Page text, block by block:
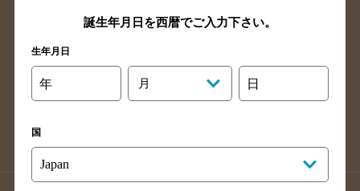
香川県のバー検索
愛媛県のバー検索
長崎県のバー検索
佐賀県のバー検索
大分県のバー検索
熊本県のバー検索
誕生年月日を西暦でご入力下さい。
生年月日
年 月 日
国